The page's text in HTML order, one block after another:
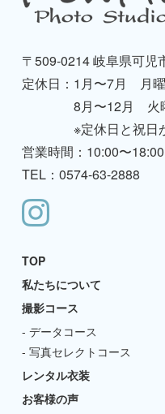
〒509-0214 岐阜県可
定休日： 1月〜7月 月
8月〜12月 火
※定休日と祝日
営業時間：10:00〜18:00
TEL：0574-63-2888
TOP
私たちについて
撮影コース
データコース
写真セレクトコース
レンタル衣装
お客様の声